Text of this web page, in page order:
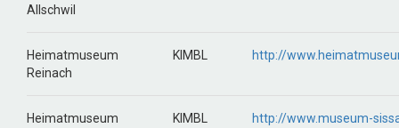
Allschwil
Heimatmuseum
Reinach
KIMBL http://
Heimatmuseum
KIMBL http://www.museum-